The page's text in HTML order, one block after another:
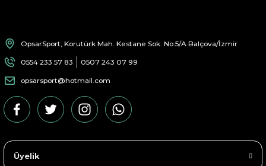
OpsarSport, Korutürk Mah. Kestane Sok. No:5/A Balçova/İzmir
0554 233 57 83 0507 243 07 99
opsarsport@hotmail.com
Üyelik